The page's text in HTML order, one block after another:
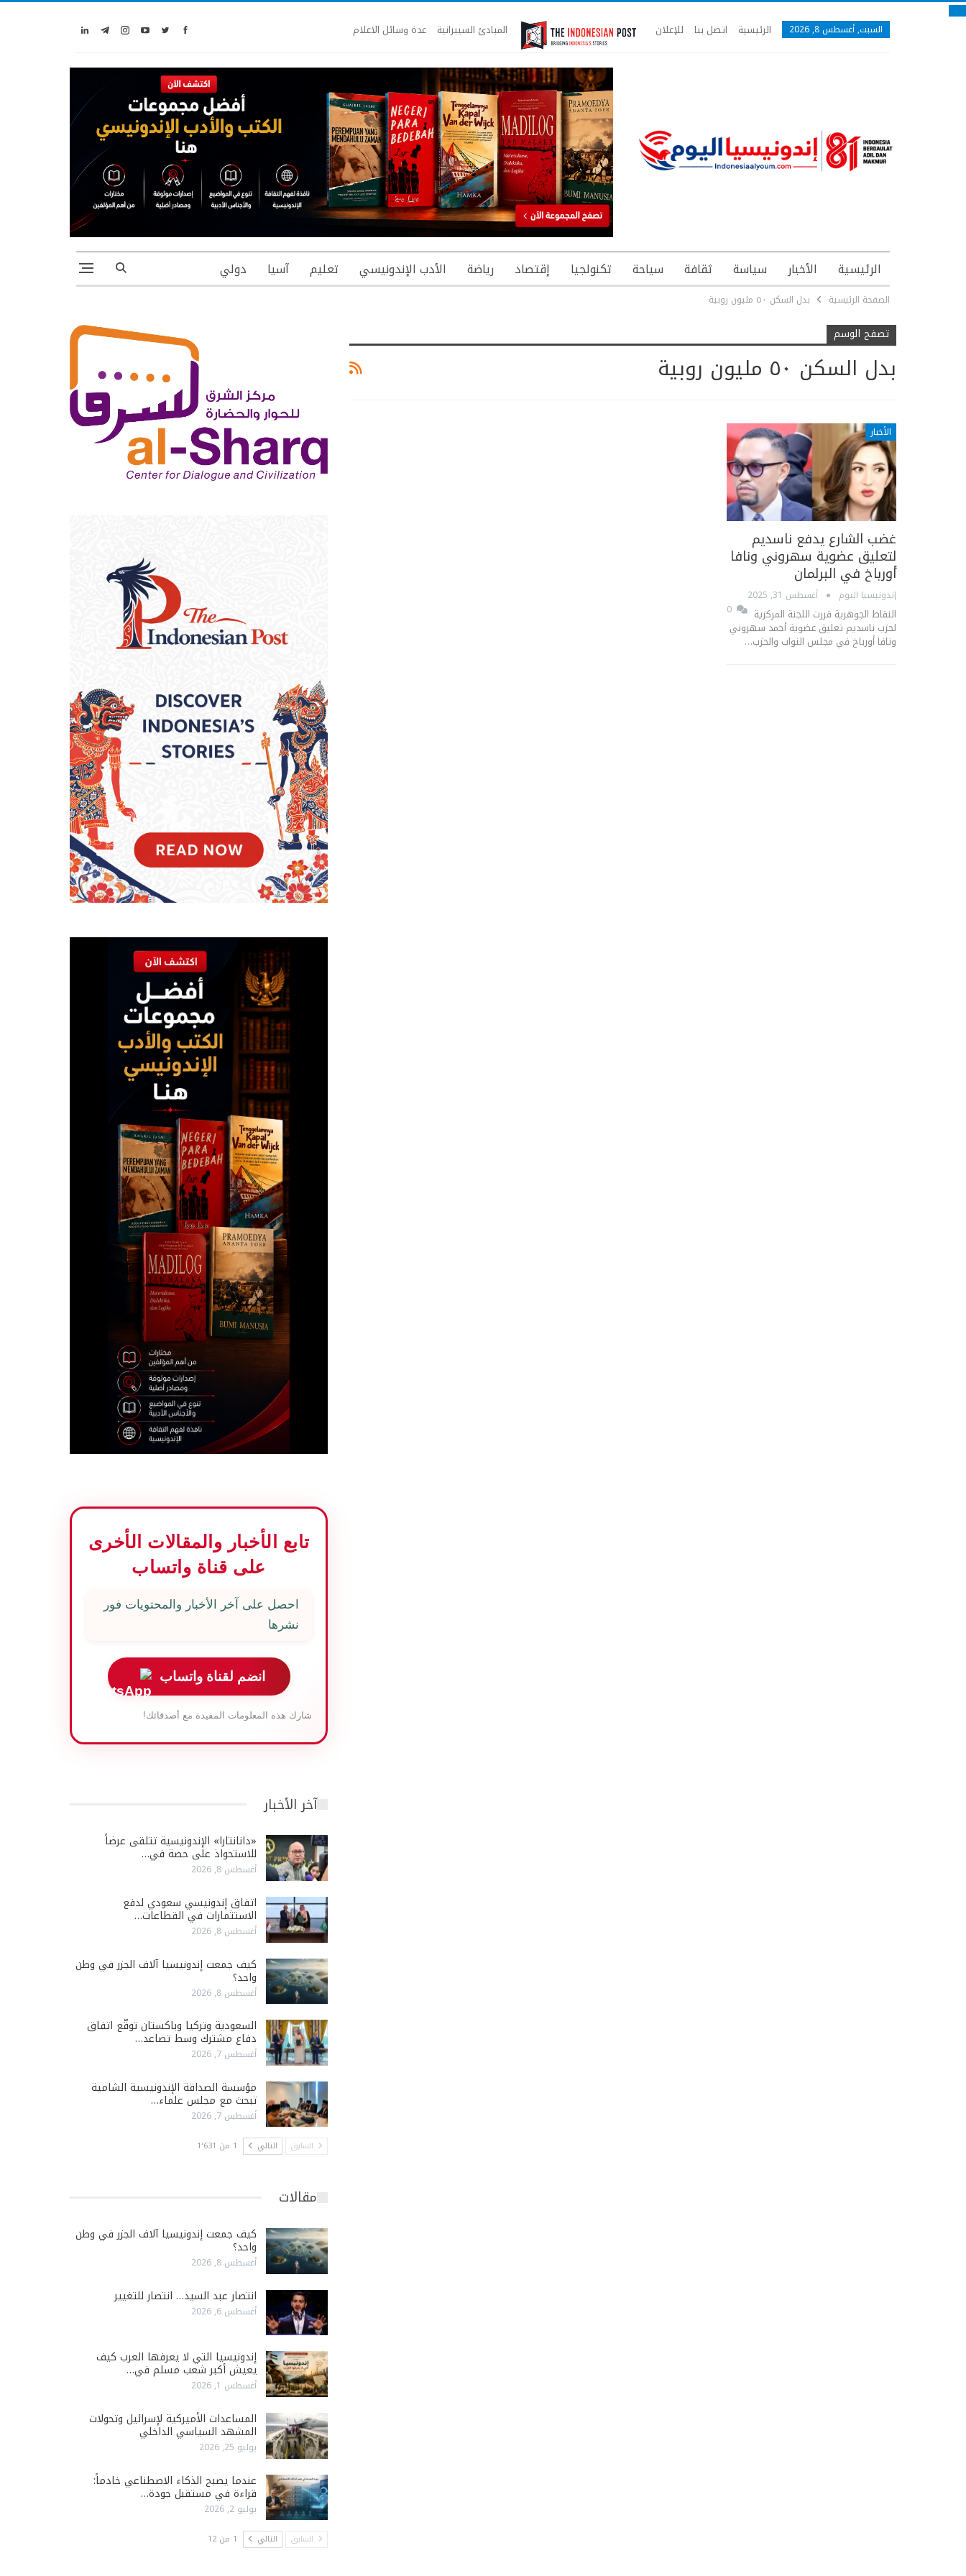
السبت, أغسطس 8, 2026 الرئيسية اتصل بنا للإعلان المبادئ السيبرانية عدة وسائل الاعلام
الرئيسية الأخبار سياسة ثقافة سياحة تكنولجيا إقتصاد رياضة الأدب الإندونيسي تعليم آسيا دولي
الصفحة الرئيسية بدل السكن ٥٠ مليون روبية
تصفح الوسم
بدل السكن ٥٠ مليون روبية
الأخبار
غضب الشارع يدفع ناسديم
لتعليق عضوية سهروني ونافا
أورباخ في البرلمان
إندونيسيا اليوم
أغسطس 31, 2025
النقاط الجوهرية قررت اللجنة المركزية
لحزب ناسديم تعليق عضوية أحمد سهروني
ونافا أورباخ في مجلس النواب والحزب…
تابع الأخبار والمقالات الأخرى
على قناة واتساب
احصل على آخر الأخبار والمحتويات فور
نشرها
انضم لقناة واتساب
شارك هذه المعلومات المفيدة مع أصدقائك!
آخر الأخبار
«دانانتارا» الإندونيسية تتلقى عرضاً
للاستحواذ على حصة في…
أغسطس 8, 2026
اتفاق إندونيسي سعودي لدفع
الاستثمارات في القطاعات…
أغسطس 8, 2026
كيف جمعت إندونيسيا آلاف الجزر في وطن
واحد؟
أغسطس 8, 2026
السعودية وتركيا وباكستان توقّع اتفاق
دفاع مشترك وسط تصاعد…
أغسطس 7, 2026
مؤسسة الصداقة الإندونيسية الشامية
تبحث مع مجلس علماء…
أغسطس 7, 2026
السابق التالي 1 من 1٬631
مقالات
كيف جمعت إندونيسيا آلاف الجزر في وطن
واحد؟
أغسطس 8, 2026
انتصار عبد السيد… انتصار للتغيير
أغسطس 6, 2026
إندونيسيا التي لا يعرفها العرب كيف
يعيش أكبر شعب مسلم في…
أغسطس 1, 2026
المساعدات الأميركية لإسرائيل وتحولات
المشهد السياسي الداخلي
يوليو 25, 2026
عندما يصبح الذكاء الاصطناعي خادماً:
قراءة في مستقبل جودة…
يوليو 2, 2026
السابق التالي 1 من 12